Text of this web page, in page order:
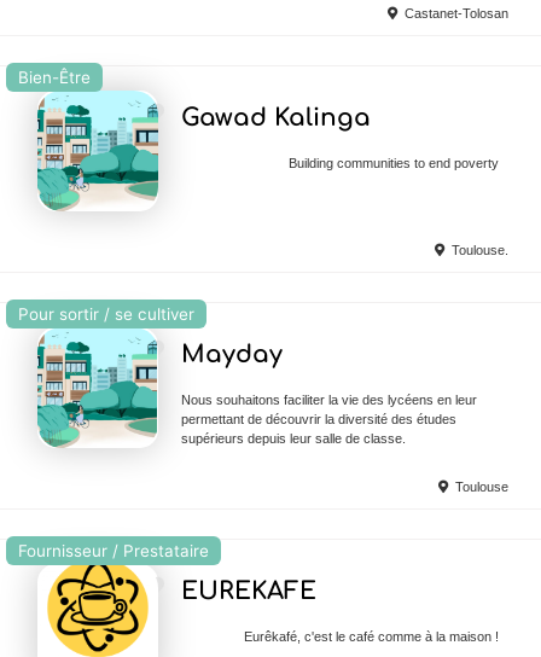
Castanet-Tolosan
Bien-Être
Gawad Kalinga
Building communities to end poverty
Toulouse.
Pour sortir / se cultiver
Mayday
Nous souhaitons faciliter la vie des lycéens en leur
permettant de découvrir la diversité des études
supérieurs depuis leur salle de classe.
Toulouse
Fournisseur / Prestataire
EUREKAFE
Eurêkafé, c'est le café comme à la maison !